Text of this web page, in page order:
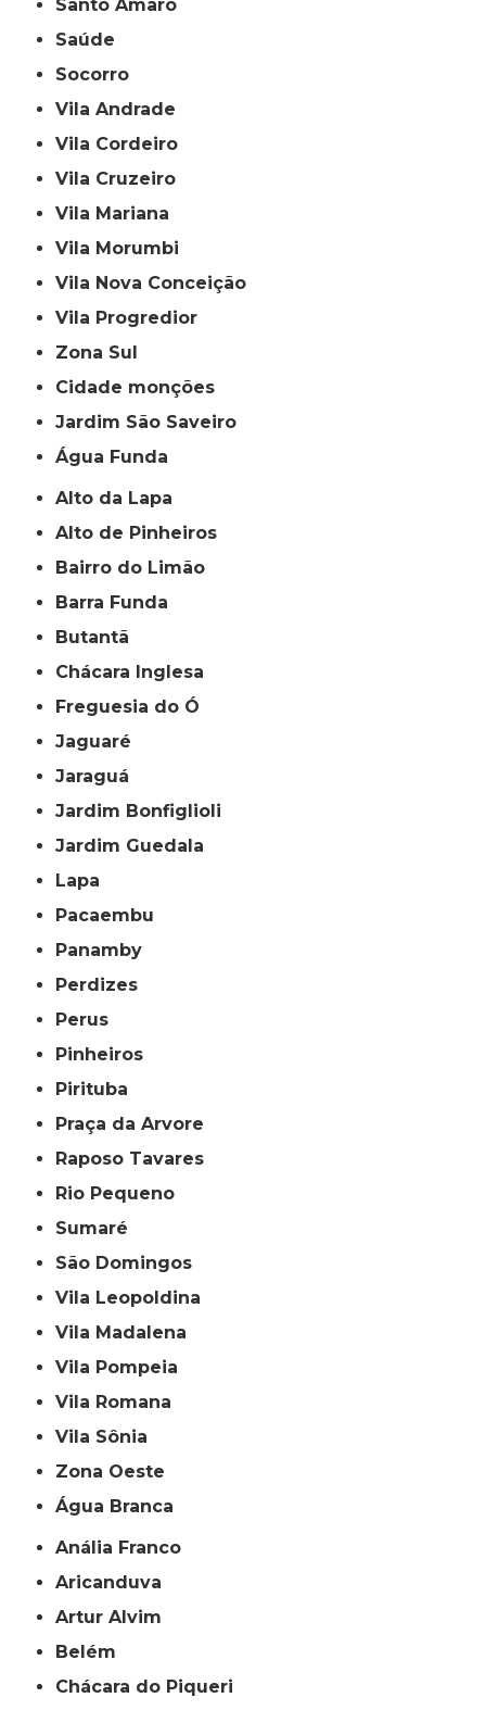
Santo Amaro
Saúde
Socorro
Vila Andrade
Vila Cordeiro
Vila Cruzeiro
Vila Mariana
Vila Morumbi
Vila Nova Conceição
Vila Progredior
Zona Sul
cidade monções
jardim São Saveiro
Água Funda
Alto da Lapa
Alto de Pinheiros
Bairro do Limão
Barra Funda
Butantã
Chácara Inglesa
Freguesia do Ó
Jaguaré
Jaraguá
Jardim Bonfiglioli
Jardim Guedala
Lapa
Pacaembu
Panamby
Perdizes
Perus
Pinheiros
Pirituba
Praça da Arvore
Raposo Tavares
Rio Pequeno
Sumaré
São Domingos
Vila Leopoldina
Vila Madalena
Vila Pompeia
Vila Romana
Vila Sônia
Zona Oeste
Água Branca
Anália Franco
Aricanduva
Artur Alvim
Belém
Chácara do Piqueri